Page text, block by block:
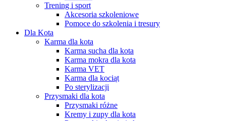
Trening i sport
Akcesoria szkoleniowe
Pomoce do szkolenia i tresury
Dla Kota
Karma dla kota
Karma sucha dla kota
Karma mokra dla kota
Karma VET
Karma dla kociąt
Po sterylizacji
Przysmaki dla kota
Przysmaki różne
Kremy i zupy dla kota